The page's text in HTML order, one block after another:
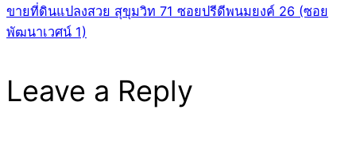
ขายที่ดินแปลงสวย สุขุมวิท 71 ซอยปรีดีพนมยงค์ 26 (ซอย
พัฒนาเวศน์ 1)
Leave a Reply